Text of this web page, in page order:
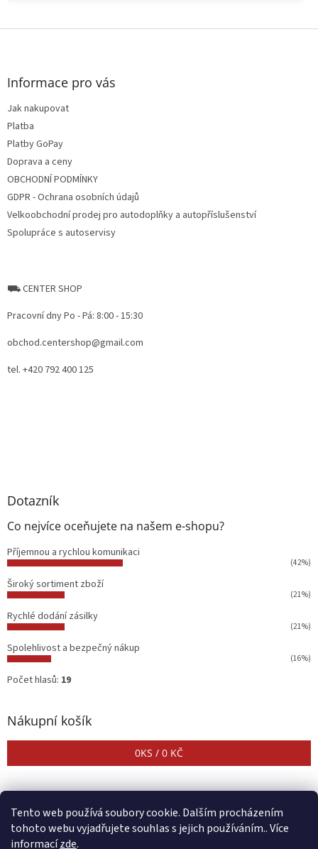
Tento web používá soubory cookie. Dalším procházením
tohoto webu vyjadřujete souhlas s jejich používáním.. Více
informacízde.
Z
Informace pro vás
Jak nakupovat
Platba
Platby GoPay
Doprava a ceny
OBCHODNÍ PODMÍNKY
GDPR - Ochrana osobních údajů
Velkoobchodní prodej pro autodoplňky a autopříslušenství
Spolupráce s autoservisy
⛟ CENTER SHOP
Pracovní dny Po - Pá: 8:00 - 15:30
obchod.centershop@gmail.com
tel. +420 792 400 125
Dotazník
Co nejvíce oceňujete na našem e-shopu?
Příjemnou a rychlou komunikaci
(42%)
Široký sortiment zboží
(21%)
Rychlé dodání zásilky
(21%)
Spolehlivost a bezpečný nákup
(16%)
Počet hlasů: 19
Nákupní košík
0KS / 0 KČ